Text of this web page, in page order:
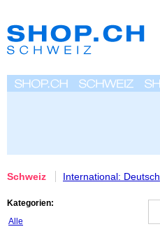
Schweiz International: Deutsch
Kategorien:
Alle